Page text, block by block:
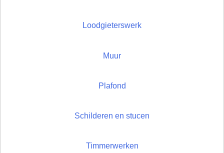
Loodgieterswerk
Muur
Plafond
Schilderen en stucen
Timmerwerken